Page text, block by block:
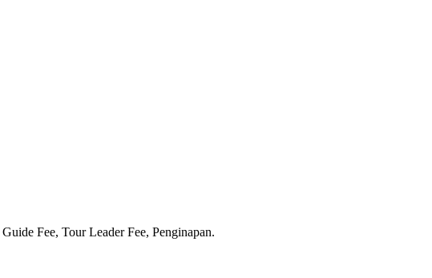
Fee, Tour Leader Fee, Penginapan.